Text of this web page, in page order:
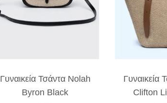
Γυναικεία Τσάντα Nolah
Byron Black
Γυναικεία
Clifton